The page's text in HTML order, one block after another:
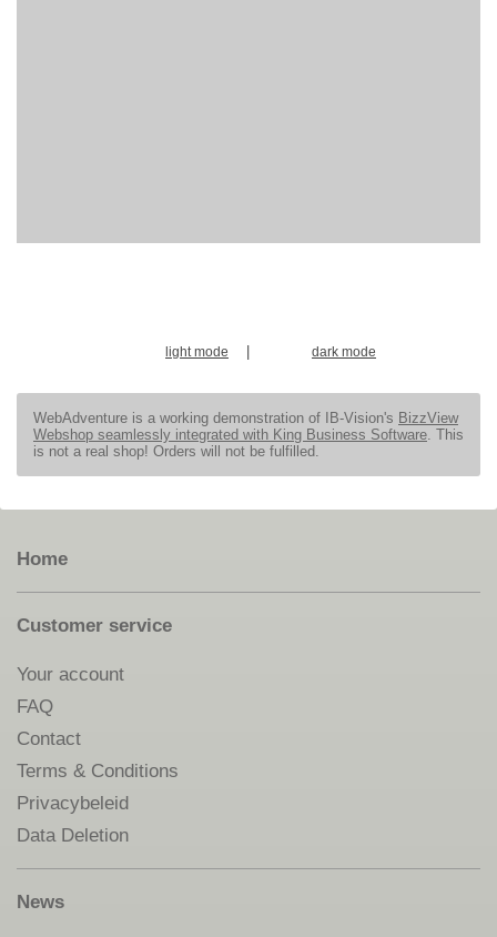
light mode dark mode
WebAdventure is a working demonstration of IB-Vision's BizzView
Webshop seamlessly integrated with King Business Software. This
is not a real shop! Orders will not be fulfilled.
Home
Customer service
Your account
FAQ
Contact
Terms & Conditions
Privacybeleid
Data Deletion
News